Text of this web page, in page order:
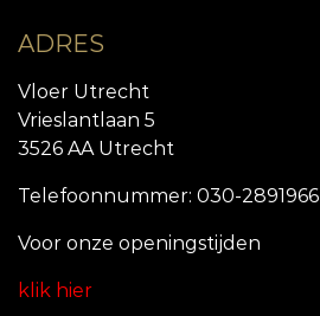
ADRES
Vloer Utrecht
Vrieslantlaan 5
3526 AA Utrecht
Telefoonnummer: 030-2891966
Voor onze openingstijden
klik hier